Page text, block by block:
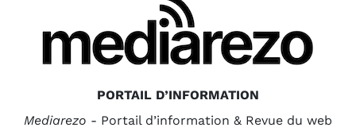
PORTAIL D’INFORMATION
Mediarezo - Portail d’information & Revue du web